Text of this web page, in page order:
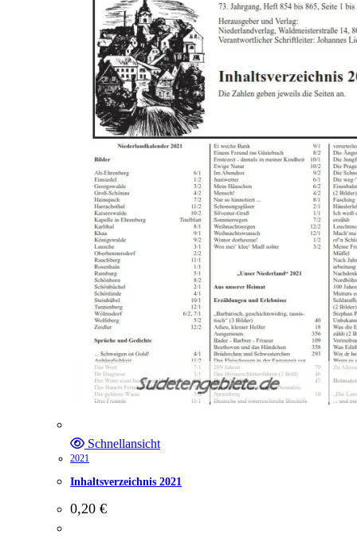
Schnellansicht
2021
Inhaltsverzeichnis 2021
0,20 €